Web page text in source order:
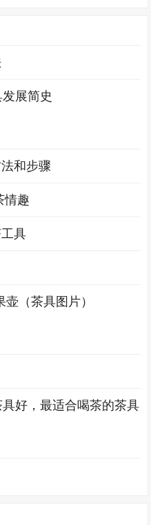
展简史
和步骤
情趣
具
（茶具图片）
好，最适合喝茶的茶具